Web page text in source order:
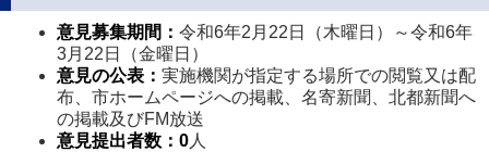
意見募集期間： 令和6年2月22日（木曜日）～令和6年
3月22日（金曜日）
意見の公表： 実施機関が指定する場所での閲覧又は配
布、市ホームページへの掲載、名寄新聞、北都新聞へ
の掲載及びFM放送
意見提出者数 ： 0 人